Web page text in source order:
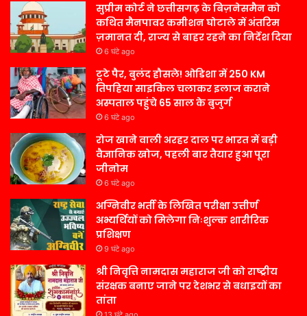
सुप्रीम कोर्ट ने छत्तीसगढ़ के बिज़नेसमैन को
कथित मैनपावर कमीशन घोटाले में अंतरिम
ज़मानत दी, राज्य से बाहर रहने का निर्देश दिया
6 घंटे ago
टूटे पैर, बुलंद हौसले! ओडिशा में 250 KM
तिपहिया साइकिल चलाकर इलाज कराने
अस्पताल पहुंचे 65 साल के बुजुर्ग
6 घंटे ago
रोज खाने वाली अरहर दाल पर भारत में बड़ी
वैज्ञानिक खोज, पहली बार तैयार हुआ पूरा
जीनोम
6 घंटे ago
अग्निवीर भर्ती के लिखित परीक्षा उत्तीर्ण
अभ्यर्थियों को मिलेगा निःशुल्क शारीरिक
प्रशिक्षण
9 घंटे ago
श्री निवृत्ति नामदास महाराज जी को राष्ट्रीय
संरक्षक बनाए जाने पर देशभर से बधाइयों का
तांता